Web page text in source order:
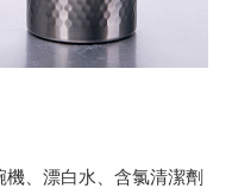
、漂白水、含氯清潔劑